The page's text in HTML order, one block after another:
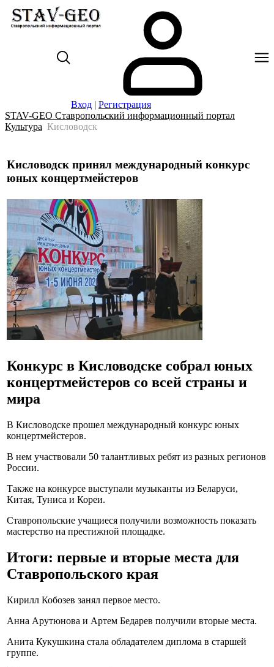
Вход | Регистрация
STAV-GEO Ставропольский информационный портал
Культура Кисловодск
Кисловодск принял международный конкурс
юных концертмейстеров
Конкурс в Кисловодске собрал юных
концертмейстеров со всей страны и
мира
В Кисловодске прошел международный конкурс юных
концертмейстеров.
В нем участвовали 50 талантливых ребят из разных регионов
России.
Также на конкурсе выступали музыканты из Беларуси,
Китая, Туниса и Кореи.
Ставропольские учащиеся получили возможность показать
мастерство на престижной площадке.
Итоги: первые и вторые места для
Ставропольского края
Кирилл Кобозев занял первое место.
Анна Арутюнова и Артем Бедарев получили вторые места.
Анита Кукушкина стала обладателем диплома в старшей
группе.